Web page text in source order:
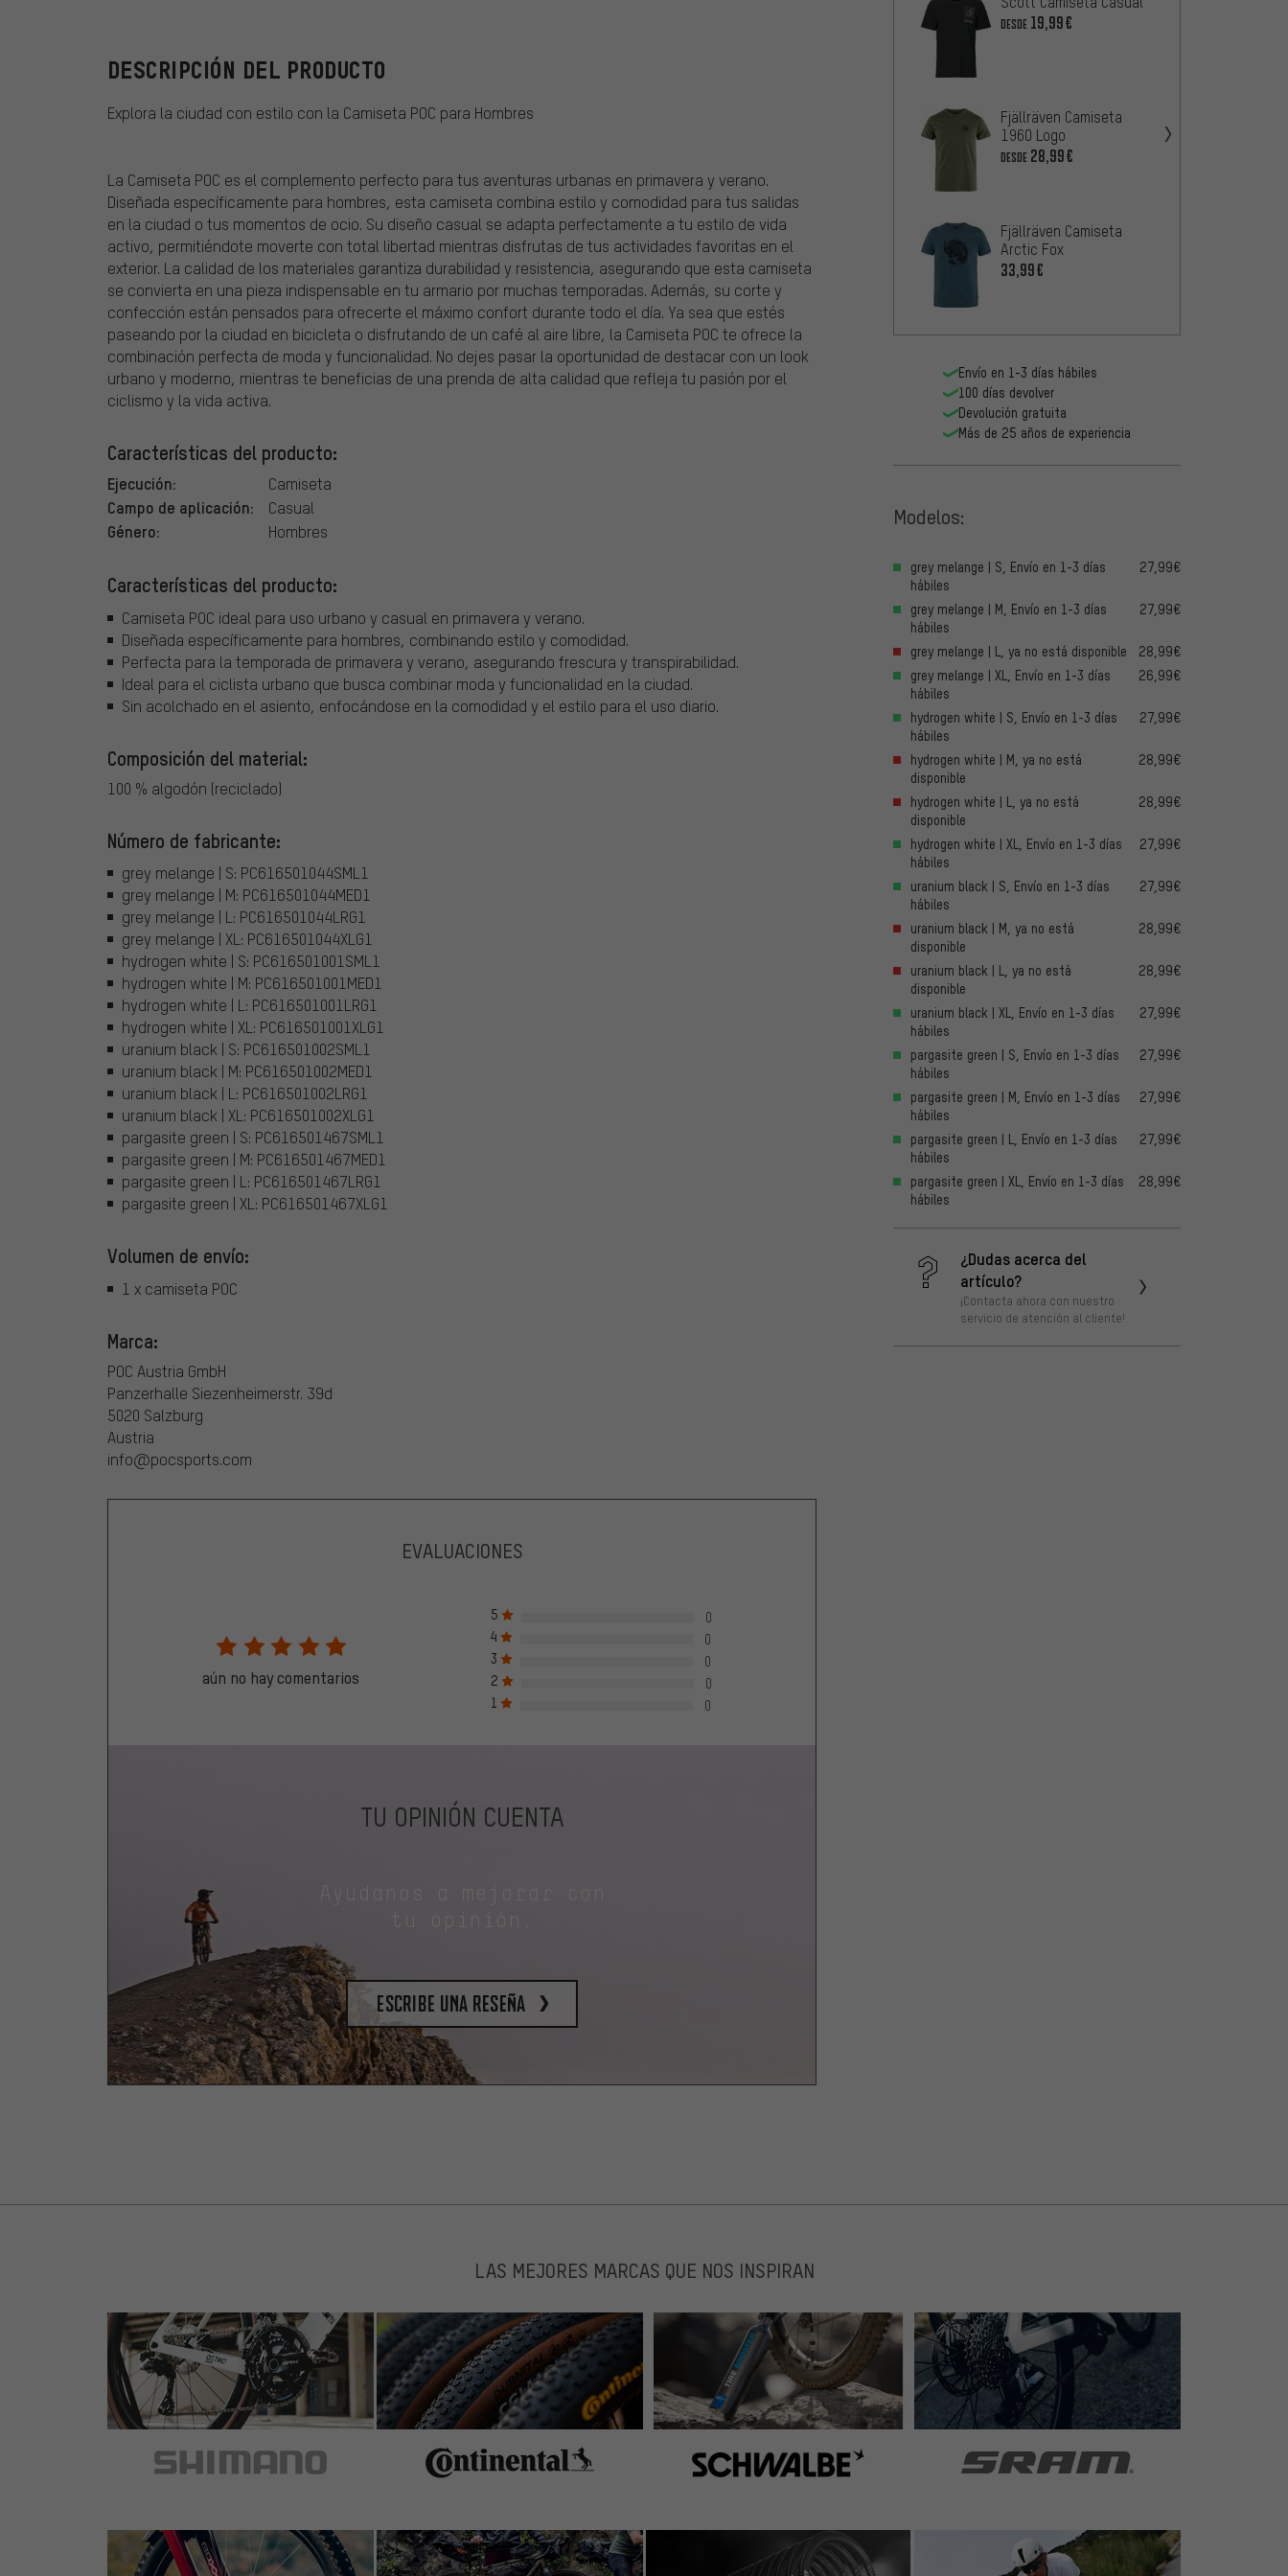
DESCRIPCIÓN DEL PRODUCTO
Explora la ciudad con estilo con la Camiseta POC para Hombres
La Camiseta POC es el complemento perfecto para tus aventuras urbanas en primavera y verano.
Diseñada específicamente para hombres, esta camiseta combina estilo y comodidad para tus salidas
en la ciudad o tus momentos de ocio. Su diseño casual se adapta perfectamente a tu estilo de vida
activo, permitiéndote moverte con total libertad mientras disfrutas de tus actividades favoritas en el
exterior. La calidad de los materiales garantiza durabilidad y resistencia, asegurando que esta camiseta
se convierta en una pieza indispensable en tu armario por muchas temporadas. Además, su corte y
confección están pensados para ofrecerte el máximo confort durante todo el día. Ya sea que estés
paseando por la ciudad en bicicleta o disfrutando de un café al aire libre, la Camiseta POC te ofrece la
combinación perfecta de moda y funcionalidad. No dejes pasar la oportunidad de destacar con un look
urbano y moderno, mientras te beneficias de una prenda de alta calidad que refleja tu pasión por el
ciclismo y la vida activa.
Características del producto:
Ejecución: Camiseta
Campo de aplicación: Casual
Género: Hombres
Características del producto:
Camiseta POC ideal para uso urbano y casual en primavera y verano.
Diseñada específicamente para hombres, combinando estilo y comodidad.
Perfecta para la temporada de primavera y verano, asegurando frescura y transpirabilidad.
Ideal para el ciclista urbano que busca combinar moda y funcionalidad en la ciudad.
Sin acolchado en el asiento, enfocándose en la comodidad y el estilo para el uso diario.
Composición del material:
100 % algodón (reciclado)
Número de fabricante:
grey melange | S: PC616501044SML1
grey melange | M: PC616501044MED1
grey melange | L: PC616501044LRG1
grey melange | XL: PC616501044XLG1
hydrogen white | S: PC616501001SML1
hydrogen white | M: PC616501001MED1
hydrogen white | L: PC616501001LRG1
hydrogen white | XL: PC616501001XLG1
uranium black | S: PC616501002SML1
uranium black | M: PC616501002MED1
uranium black | L: PC616501002LRG1
uranium black | XL: PC616501002XLG1
pargasite green | S: PC616501467SML1
pargasite green | M: PC616501467MED1
pargasite green | L: PC616501467LRG1
pargasite green | XL: PC616501467XLG1
Volumen de envío:
1 x camiseta POC
Marca:
POC Austria GmbH
Panzerhalle Siezenheimerstr. 39d
5020 Salzburg
Austria
info@pocsports.com
DESDE 19,99€
Fjällräven Camiseta
1960 Logo
DESDE 28,99€
Fjällräven Camiseta
Arctic Fox
33,99€
Envío en 1-3 días hábiles
100 días devolver
Devolución gratuita
Más de 25 años de experiencia
Modelos:
grey melange | S, Envío en 1-3 días
hábiles
27,99€
grey melange | M, Envío en 1-3 días
hábiles
27,99€
grey melange | L, ya no está disponible
28,99€
grey melange | XL, Envío en 1-3 días
hábiles
26,99€
hydrogen white | S, Envío en 1-3 días
hábiles
27,99€
hydrogen white | M, ya no está
disponible
28,99€
hydrogen white | L, ya no está
disponible
28,99€
hydrogen white | XL, Envío en 1-3 días
hábiles
27,99€
uranium black | S, Envío en 1-3 días
hábiles
27,99€
uranium black | M, ya no está
disponible
28,99€
uranium black | L, ya no está
disponible
28,99€
uranium black | XL, Envío en 1-3 días
hábiles
27,99€
pargasite green | S, Envío en 1-3 días
hábiles
27,99€
pargasite green | M, Envío en 1-3 días
hábiles
27,99€
pargasite green | L, Envío en 1-3 días
hábiles
27,99€
pargasite green | XL, Envío en 1-3 días
hábiles
28,99€
¿Dudas acerca del
artículo?
¡Contacta ahora con nuestro
servicio de atención al cliente!
EVALUACIONES
aún no hay comentarios
5
0
4
0
3
0
2
0
1
0
TU OPINIÓN CUENTA
tu opinión.
escribe una reseña
LAS MEJORES MARCAS QUE NOS INSPIRAN